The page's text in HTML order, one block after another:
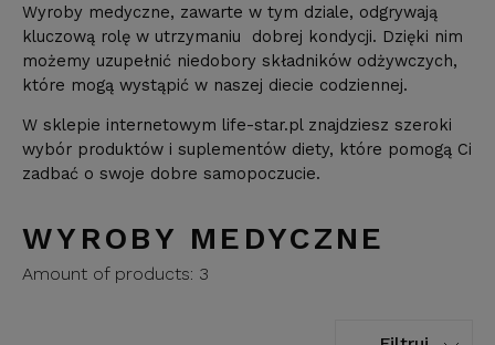
Wyroby medyczne, zawarte w tym dziale, odgrywają
kluczową rolę w utrzymaniu dobrej kondycji. Dzięki nim
możemy uzupełnić niedobory składników odżywczych,
które mogą wystąpić w naszej diecie codziennej.
W sklepie internetowym life-star.pl znajdziesz szeroki
wybór produktów i suplementów diety, które pomogą Ci
zadbać o swoje dobre samopoczucie.
WYROBY MEDYCZNE
Amount of products: 3